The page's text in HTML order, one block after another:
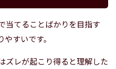
当てることばかりを目指す
すいです。
ズレが起こり得ると理解した